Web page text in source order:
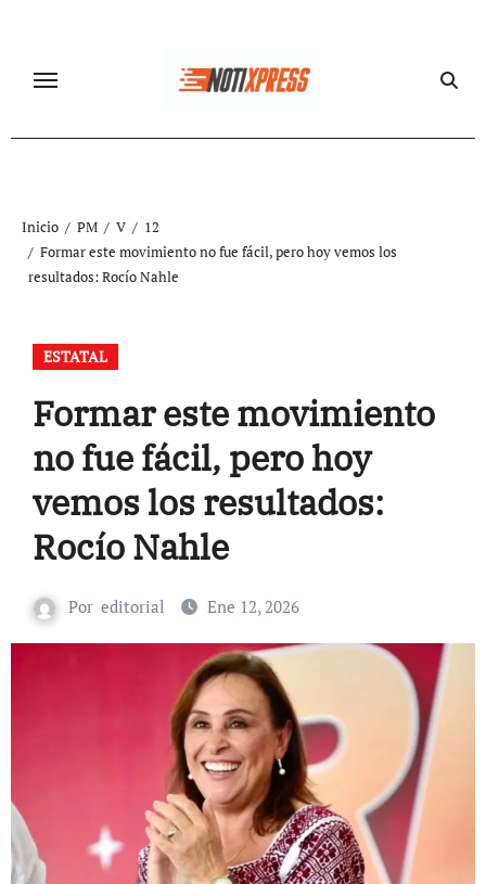
contenido
Inicio PM V
12
Formar este movimiento no fue fácil, pero hoy vemos los
resultados: Rocío Nahle
ESTATAL
Formar este movimiento
no fue fácil, pero hoy
vemos los resultados:
Rocío Nahle
Por editorial Ene 12, 2026